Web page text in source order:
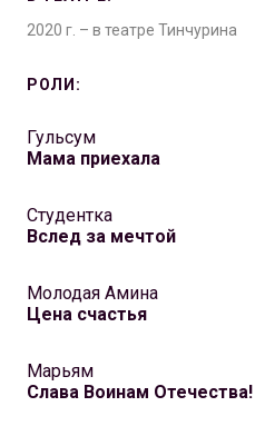
2020 г. – в театре Тинчурина
РОЛИ:
Гульсум
Мама приехала
Студентка
Вслед за мечтой
Молодая Амина
Цена счастья
Марьям
Слава Воинам Отечества!